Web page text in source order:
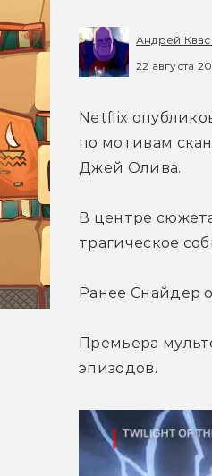
Андрей
22 августа
Netflix
по мотивам
Джей Олива.
В центре
трагическое
Ранее Снайдер
Премьера
эпизодов.